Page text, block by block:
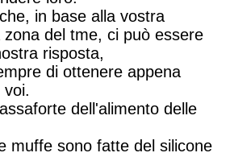
in base alla vostra
zona del tme, ci può essere
risposta,
di ottenere appena
voi.
dell'alimento delle
muffe sono fatte del silicone